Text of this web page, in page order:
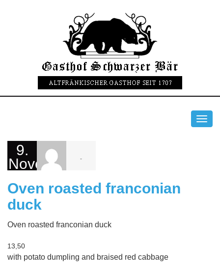
9.
November
-
Oven roasted franconian
duck
Oven roasted franconian duck
13,50
with potato dumpling and braised red cabbage